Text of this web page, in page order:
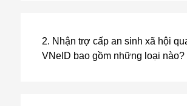
2. Nhận trợ cấp an sinh xã hội
VNeID bao gồm những loại nào?